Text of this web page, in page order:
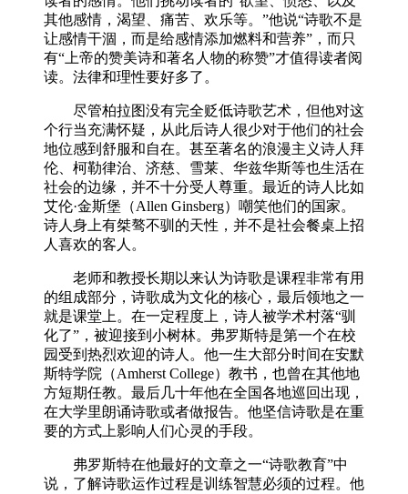
其他感情，渴望、痛苦、欢乐等。”他说“诗歌不是
让感情干涸，而是给感情添加燃料和营养”，而只
有“上帝的赞美诗和著名人物的称赞”才值得读者阅
读。法律和理性要好多了。
尽管柏拉图没有完全贬低诗歌艺术，但他对这
个行当充满怀疑，从此后诗人很少对于他们的社会
地位感到舒服和自在。甚至著名的浪漫主义诗人拜
伦、柯勒律治、济慈、雪莱、华兹华斯等也生活在
社会的边缘，并不十分受人尊重。最近的诗人比如
艾伦·金斯堡（Allen Ginsberg）嘲笑他们的国家。
诗人身上有桀骜不驯的天性，并不是社会餐桌上招
人喜欢的客人。
老师和教授长期以来认为诗歌是课程非常有用
的组成部分，诗歌成为文化的核心，最后领地之一
就是课堂上。在一定程度上，诗人被学术村落“驯
化了”，被迎接到小树林。弗罗斯特是第一个在校
园受到热烈欢迎的诗人。他一生大部分时间在安默
斯特学院（Amherst College）教书，也曾在其他地
方短期任教。最后几十年他在全国各地巡回出现，
在大学里朗诵诗歌或者做报告。他坚信诗歌是在重
要的方式上影响人们心灵的手段。
弗罗斯特在他最好的文章之一“诗歌教育”中
说，了解诗歌运作过程是训练智慧必须的过程。他